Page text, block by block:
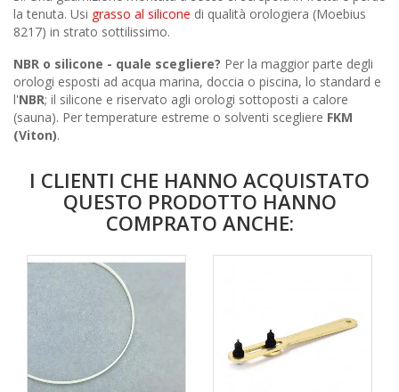
la tenuta. Usi grasso al silicone di qualità orologiera (Moebius
8217) in strato sottilissimo.
NBR o silicone - quale scegliere? Per la maggior parte degli
orologi esposti ad acqua marina, doccia o piscina, lo standard e
l'NBR; il silicone e riservato agli orologi sottoposti a calore
(sauna). Per temperature estreme o solventi scegliere FKM
(Viton).
I CLIENTI CHE HANNO ACQUISTATO
QUESTO PRODOTTO HANNO
COMPRATO ANCHE: